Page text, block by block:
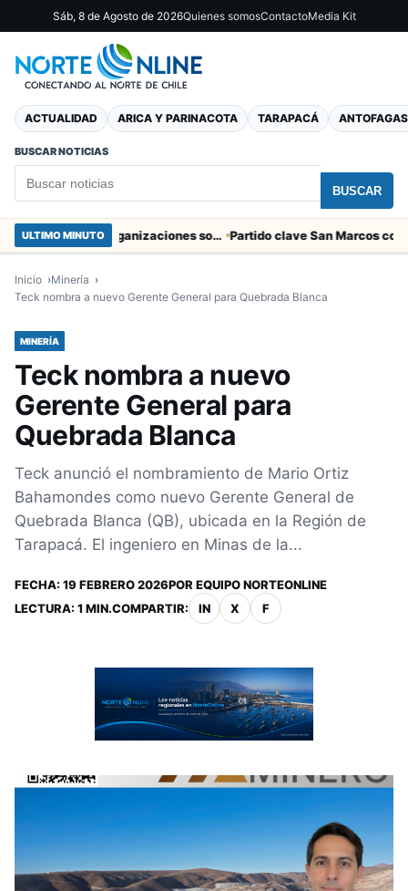
Sáb, 8 de Agosto de 2026Quienes somosContactoMedia Kit
ACTUALIDAD ARICA Y PARINACOTA TARAPACÁ
BUSCAR NOTICIAS
BUSCAR
ULTIMO MINUTO Entregaron fibra óptica gratuita a organizaciones sociales de Arica
Inicio
Minería
Teck nombra a nuevo Gerente General para Quebrada Blanca
MINERÍA
Teck nombra a nuevo
Gerente General para
Quebrada Blanca
Teck anunció el nombramiento de Mario Ortiz
Bahamondes como nuevo Gerente General de
Quebrada Blanca (QB), ubicada en la Región de
Tarapacá. El ingeniero en Minas de la...
FECHA: 19 FEBRERO 2026POR EQUIPO NORTEONLINE
LECTURA: 1 MIN.COMPARTIR: IN X F